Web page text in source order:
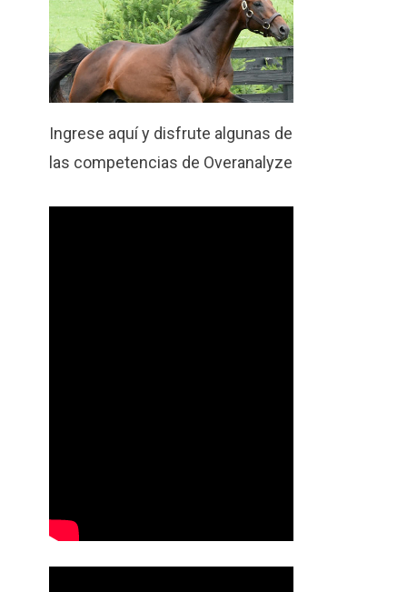
Ingrese aquí y disfrute algunas de
las competencias de Overanalyze